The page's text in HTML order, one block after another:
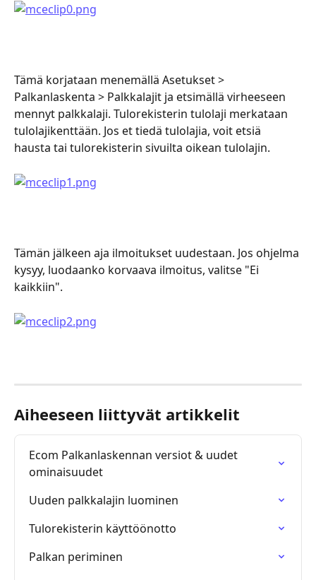
Tämä korjataan menemällä Asetukset >
Palkanlaskenta > Palkkalajit ja etsimällä virheeseen
mennyt palkkalaji. Tulorekisterin tulolaji merkataan
tulolajikenttään. Jos et tiedä tulolajia, voit etsiä
hausta tai tulorekisterin sivuilta oikean tulolajin.
Tämän jälkeen aja ilmoitukset uudestaan. Jos ohjelma
kysyy, luodaanko korvaava ilmoitus, valitse "Ei
kaikkiin".
Aiheeseen liittyvät artikkelit
Ecom Palkanlaskennan versiot & uudet
ominaisuudet
Uuden palkkalajin luominen
Tulorekisterin käyttöönotto
Palkan periminen